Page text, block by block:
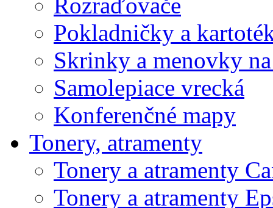
Pokladničky a
Skrinky a menovky
Samolepiace vrecká
Konferenčné mapy
Tonery, atramenty
Tonery a atramenty
Tonery a atramenty